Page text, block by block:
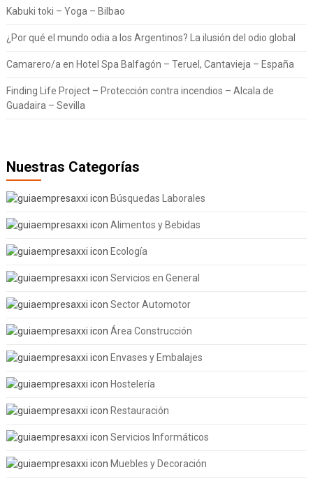
Kabuki toki – Yoga – Bilbao
¿Por qué el mundo odia a los Argentinos? La ilusión del odio global
Camarero/a en Hotel Spa Balfagón – Teruel, Cantavieja – España
Finding Life Project – Protección contra incendios – Alcala de
Guadaira – Sevilla
Nuestras Categorías
Búsquedas Laborales
Alimentos y Bebidas
Ecología
Servicios en General
Sector Automotor
Área Construcción
Envases y Embalajes
Hostelería
Restauración
Servicios Informáticos
Muebles y Decoración